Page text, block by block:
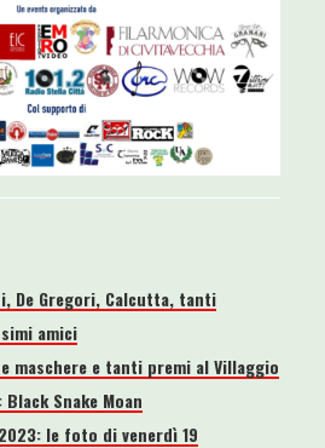
De Gregori, Calcutta, tanti
amici
maschere e tanti premi al Villaggio
Snake Moan
le foto di venerdì 19